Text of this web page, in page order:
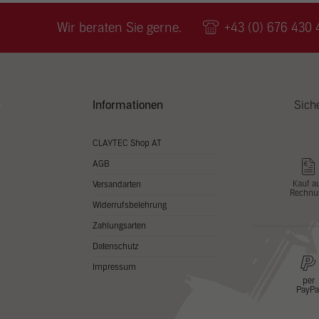
Wir beraten Sie gerne. +43 (0) 676 430
Informationen
CLAYTEC Shop AT
AGB
Versandarten
Widerrufsbelehrung
Zahlungsarten
Datenschutz
Impressum
Kauf
per
PayPal
zu